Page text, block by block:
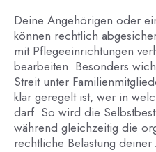
Deine Angehörigen oder
können rechtlich
mit Pflegeeinrichtungen
bearbeiten. Besonders
Streit unter
klar geregelt ist, wer in
darf. So wird die
während gleichzeitig die
rechtliche Belastung